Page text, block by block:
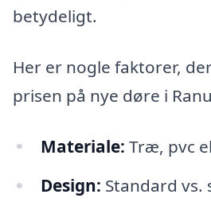
betydeligt.
Her er nogle faktorer,
prisen på nye døre i
Materiale: Træ, pvc
Design: Standard vs.